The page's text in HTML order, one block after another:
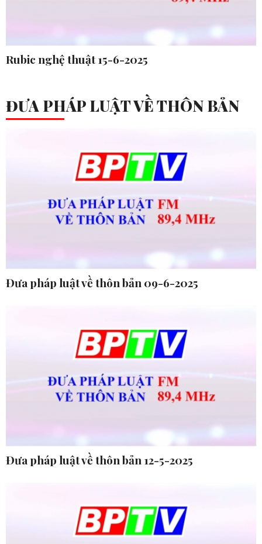
Rubic nghệ thuật 15-6-2025
ĐƯA PHÁP LUẬT VỀ THÔN BẢN
Đưa pháp luật về thôn bản 09-6-2025
Đưa pháp luật về thôn bản 12-5-2025